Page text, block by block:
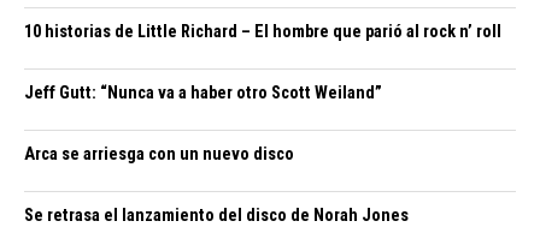
10 historias de Little Richard – El hombre que parió al rock n’ roll
Jeff Gutt: “Nunca va a haber otro Scott Weiland”
Arca se arriesga con un nuevo disco
Se retrasa el lanzamiento del disco de Norah Jones